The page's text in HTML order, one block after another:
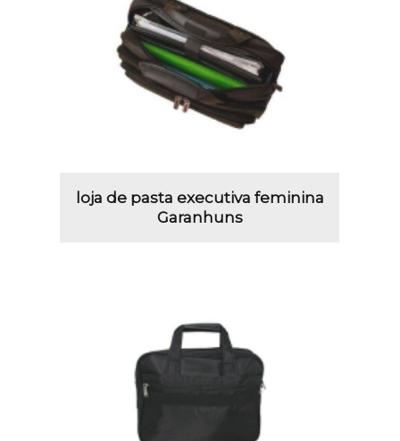
loja de pasta executiva feminina
Garanhuns